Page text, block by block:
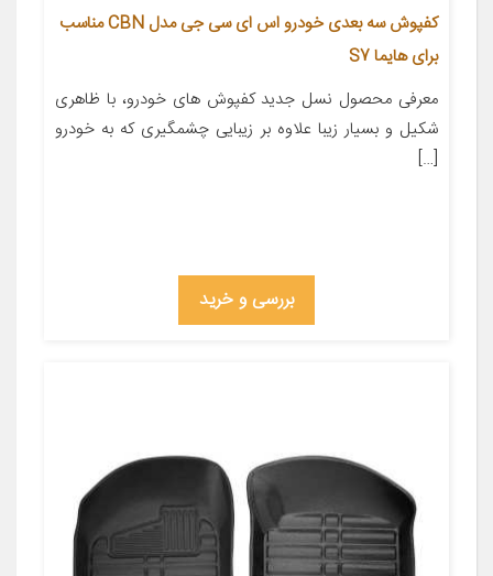
کفپوش سه بعدی خودرو اس ای سی جی مدل CBN مناسب
برای هایما S7
معرفی محصول نسل جدید کفپوش های خودرو، با ظاهری
شکیل و بسیار زیبا علاوه بر زیبایی چشمگیری که به خودرو
[…]
بررسی و خرید